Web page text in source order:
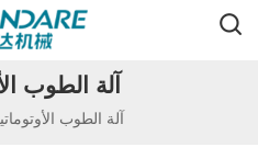
آلة الطوب
آلة الطوب